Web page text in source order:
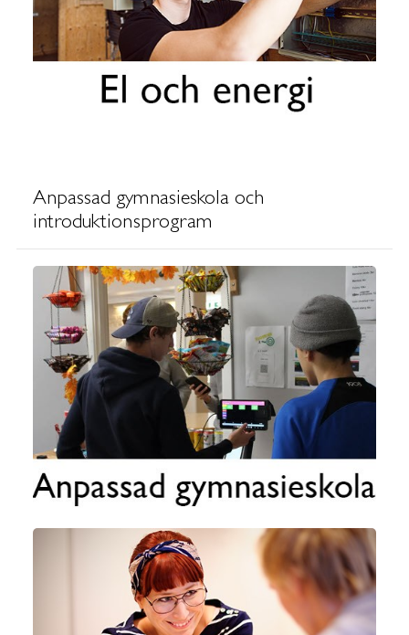
Anpassad gymnasieskola och
introduktionsprogram